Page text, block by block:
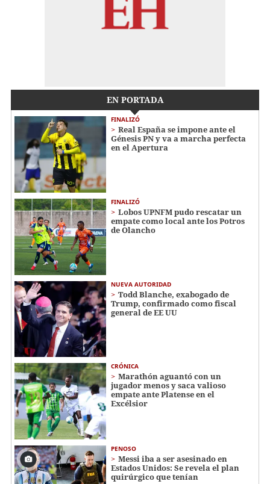
EN PORTADA
FINALIZÓ
Real España se impone ante el
Génesis PN y va a marcha perfecta
en el Apertura
FINALIZÓ
Lobos UPNFM pudo rescatar un
empate como local ante los Potros
de Olancho
NUEVA AUTORIDAD
Todd Blanche, exabogado de
Trump, confirmado como fiscal
general de EE UU
CRÓNICA
Marathón aguantó con un
jugador menos y saca valioso
empate ante Platense en el
Excélsior
PENOSO
Messi iba a ser asesinado en
Estados Unidos: Se revela el plan
quirúrgico que tenían